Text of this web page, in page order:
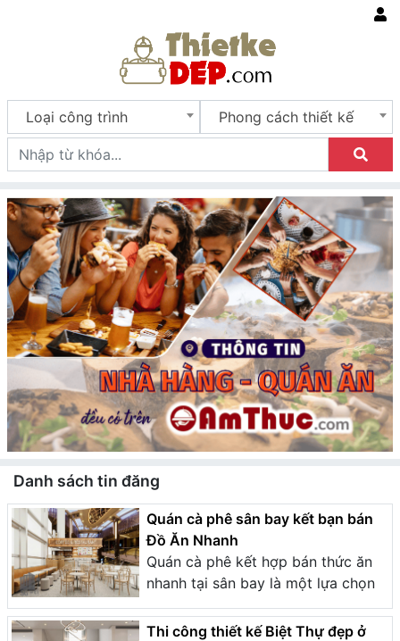
Loại công trình Phong cách thiết kế
Danh sách tin đăng
Quán cà phê sân bay kết bạn bán
Đồ Ăn Nhanh
Quán cà phê kết hợp bán thức ăn
nhanh tại sân bay là một lựa chọn
Thi công thiết kế Biệt Thự đẹp ở